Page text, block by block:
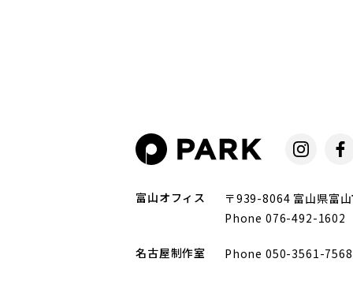
富山オフィス
〒939-8064 富山県富
Phone 076-492-
名古屋制作室 Phone 050-3561-